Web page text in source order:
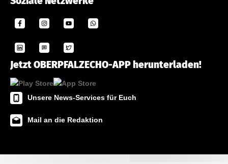
Jetzt OBERPFALZECHO-APP herunterladen!
Unsere News-Services für Euch
Mail an die Redaktion